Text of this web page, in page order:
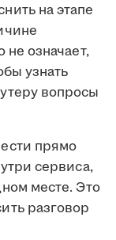
на этапе
не означает,
узнать
вопросы
прямо
сервиса,
месте. Это
разговор